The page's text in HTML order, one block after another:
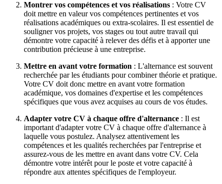
Montrer vos compétences et vos réalisations : Votre CV
doit mettre en valeur vos compétences pertinentes et vos
réalisations académiques ou extra-scolaires. Il est essentiel de
souligner vos projets, vos stages ou tout autre travail qui
démontre votre capacité à relever des défis et à apporter une
contribution précieuse à une entreprise.
Mettre en avant votre formation : L'alternance est souvent
recherchée par les étudiants pour combiner théorie et pratique.
Votre CV doit donc mettre en avant votre formation
académique, vos domaines d'expertise et les compétences
spécifiques que vous avez acquises au cours de vos études.
Adapter votre CV à chaque offre d'alternance : Il est
important d'adapter votre CV à chaque offre d'alternance à
laquelle vous postulez. Analysez attentivement les
compétences et les qualités recherchées par l'entreprise et
assurez-vous de les mettre en avant dans votre CV. Cela
démontre votre intérêt pour le poste et votre capacité à
répondre aux attentes spécifiques de l'employeur.